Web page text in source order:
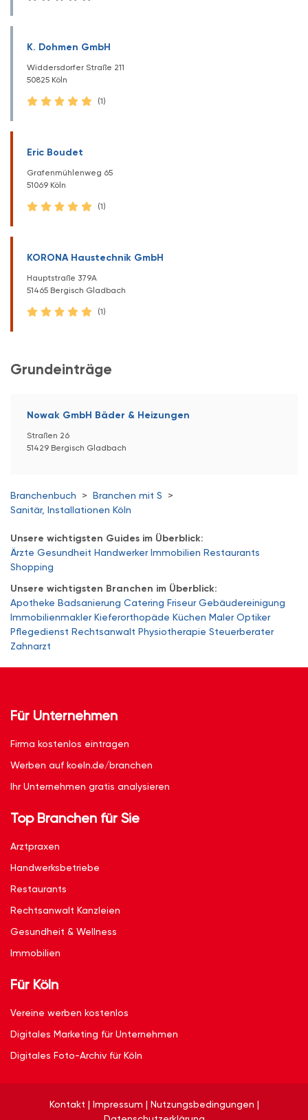
K. Dohmen GmbH
Widdersdorfer Straße 211
50825 Köln
(1)
Eric Boudet
Grafenmühlenweg 65
51069 Köln
(1)
KORONA Haustechnik GmbH
Hauptstraße 379A
51465 Bergisch Gladbach
(1)
Grundeinträge
Nowak GmbH Bäder & Heizungen
Straßen 26
51429 Bergisch Gladbach
Branchenbuch > Branchen mit S
>
Sanitär, Installationen Köln
Unsere wichtigsten Guides im Überblick:
Ärzte Gesundheit Handwerker Immobilien Restaurants
Shopping
Unsere wichtigsten Branchen im Überblick:
Apotheke Badsanierung Catering Friseur Gebäudereinigung
Immobilienmakler Kieferorthopäde Küchen Maler Optiker
Pflegedienst Rechtsanwalt Physiotherapie Steuerberater
Zahnarzt
Für Unternehmen
Firma kostenlos eintragen
Werben auf koeln.de/branchen
Ihr Unternehmen gratis analysieren
Top Branchen für Sie
Arztpraxen
Handwerksbetriebe
Restaurants
Rechtsanwalt Kanzleien
Gesundheit & Wellness
Immobilien
Für Köln
Vereine werben kostenlos
Digitales Marketing für Unternehmen
Digitales Foto-Archiv für Köln
Kontakt | Impressum | Nutzungsbedingungen |